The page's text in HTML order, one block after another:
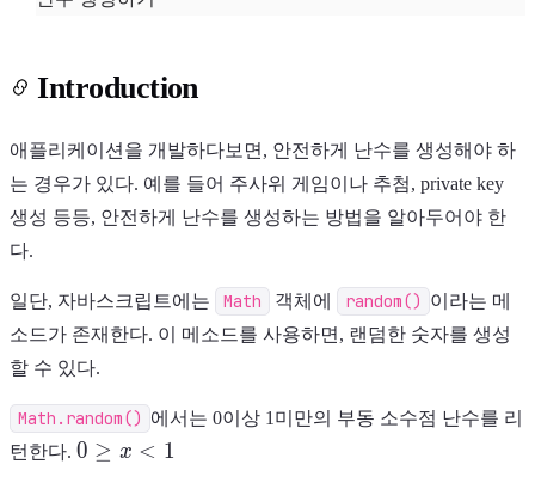
Introduction
애플리케이션을 개발하다보면, 안전하게 난수를 생성해야 하
는 경우가 있다. 예를 들어 주사위 게임이나 추첨, private key
생성 등등, 안전하게 난수를 생성하는 방법을 알아두어야 한
다.
일단, 자바스크립트에는 Math 객체에 random() 이라는 메
소드가 존재한다. 이 메소드를 사용하면, 랜덤한 숫자를 생성
할 수 있다.
Math.random() 에서는 0이상 1미만의 부동 소수점 난수를 리
턴한다. 0
0 ≥ x < 1